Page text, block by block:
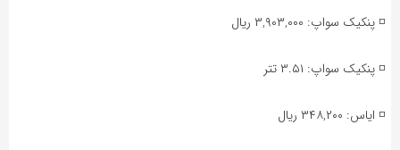
◽️ پنکیک سواپ: ۳,۹۰۳,۰۰۰ ریال
◽️ پنکیک سواپ: ۳.۵۱ تتر
◽️ ایاس: ۳۴۸,۲۰۰ ریال